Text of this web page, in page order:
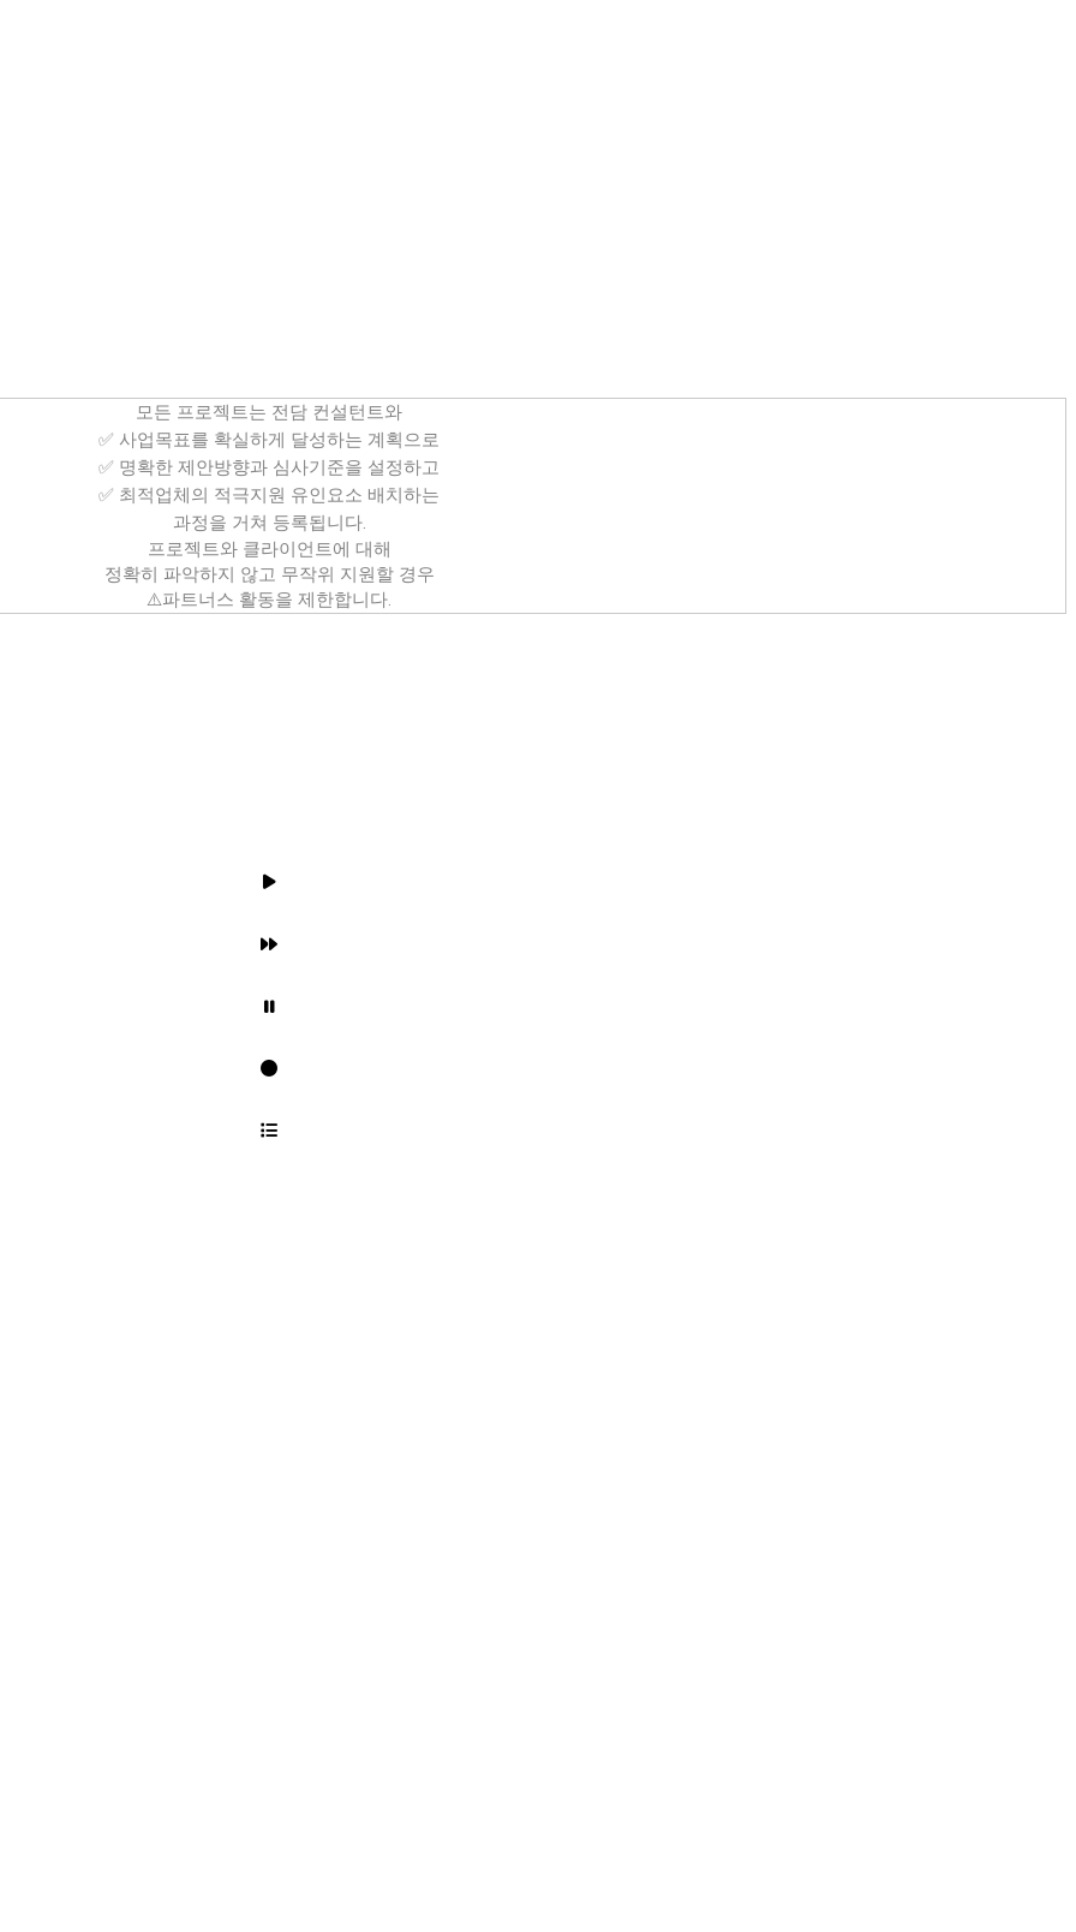
모든 프로젝트는 전담 컨설턴트와
✅ 사업목표를 확실하게 달성하는 계획으로
✅ 명확한 제안방향과 심사기준을 설정하고
✅ 최적업체의 적극지원 유인요소 배치하는
과정을 거쳐 등록됩니다.
프로젝트와 클라이언트에 대해
정확히 파악하지 않고 무작위 지원할 경우
⚠️파트너스 활동을 제한합니다.